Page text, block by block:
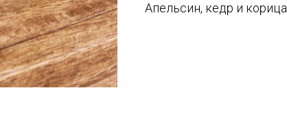
Апельсин, кедр и корица.